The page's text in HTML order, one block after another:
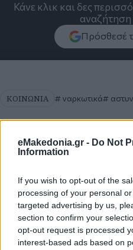
eMakedonia.gr - Do Not
Information
If you wish to opt-out of the
processing of your personal
targeted advertising by us,
section to confirm your
opt-out request is processed
interest-based ads based on
Κάνε κλικ και δες
αναζήτηση
Πρόσθεσέ
ΚΟΙΝΩΝΙΑ ναρκωτικά